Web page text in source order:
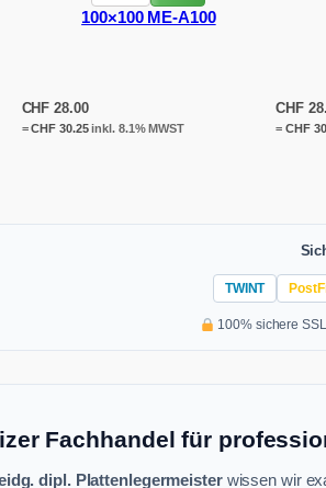
100×100 ME-A100
CHF 28.00
=CHF 30.25inkl. 8.1% MWST
CHF
= CHF
TWINT
100% sichere
Fachhandel für
dipl. Plattenlegermeisterwissen wir